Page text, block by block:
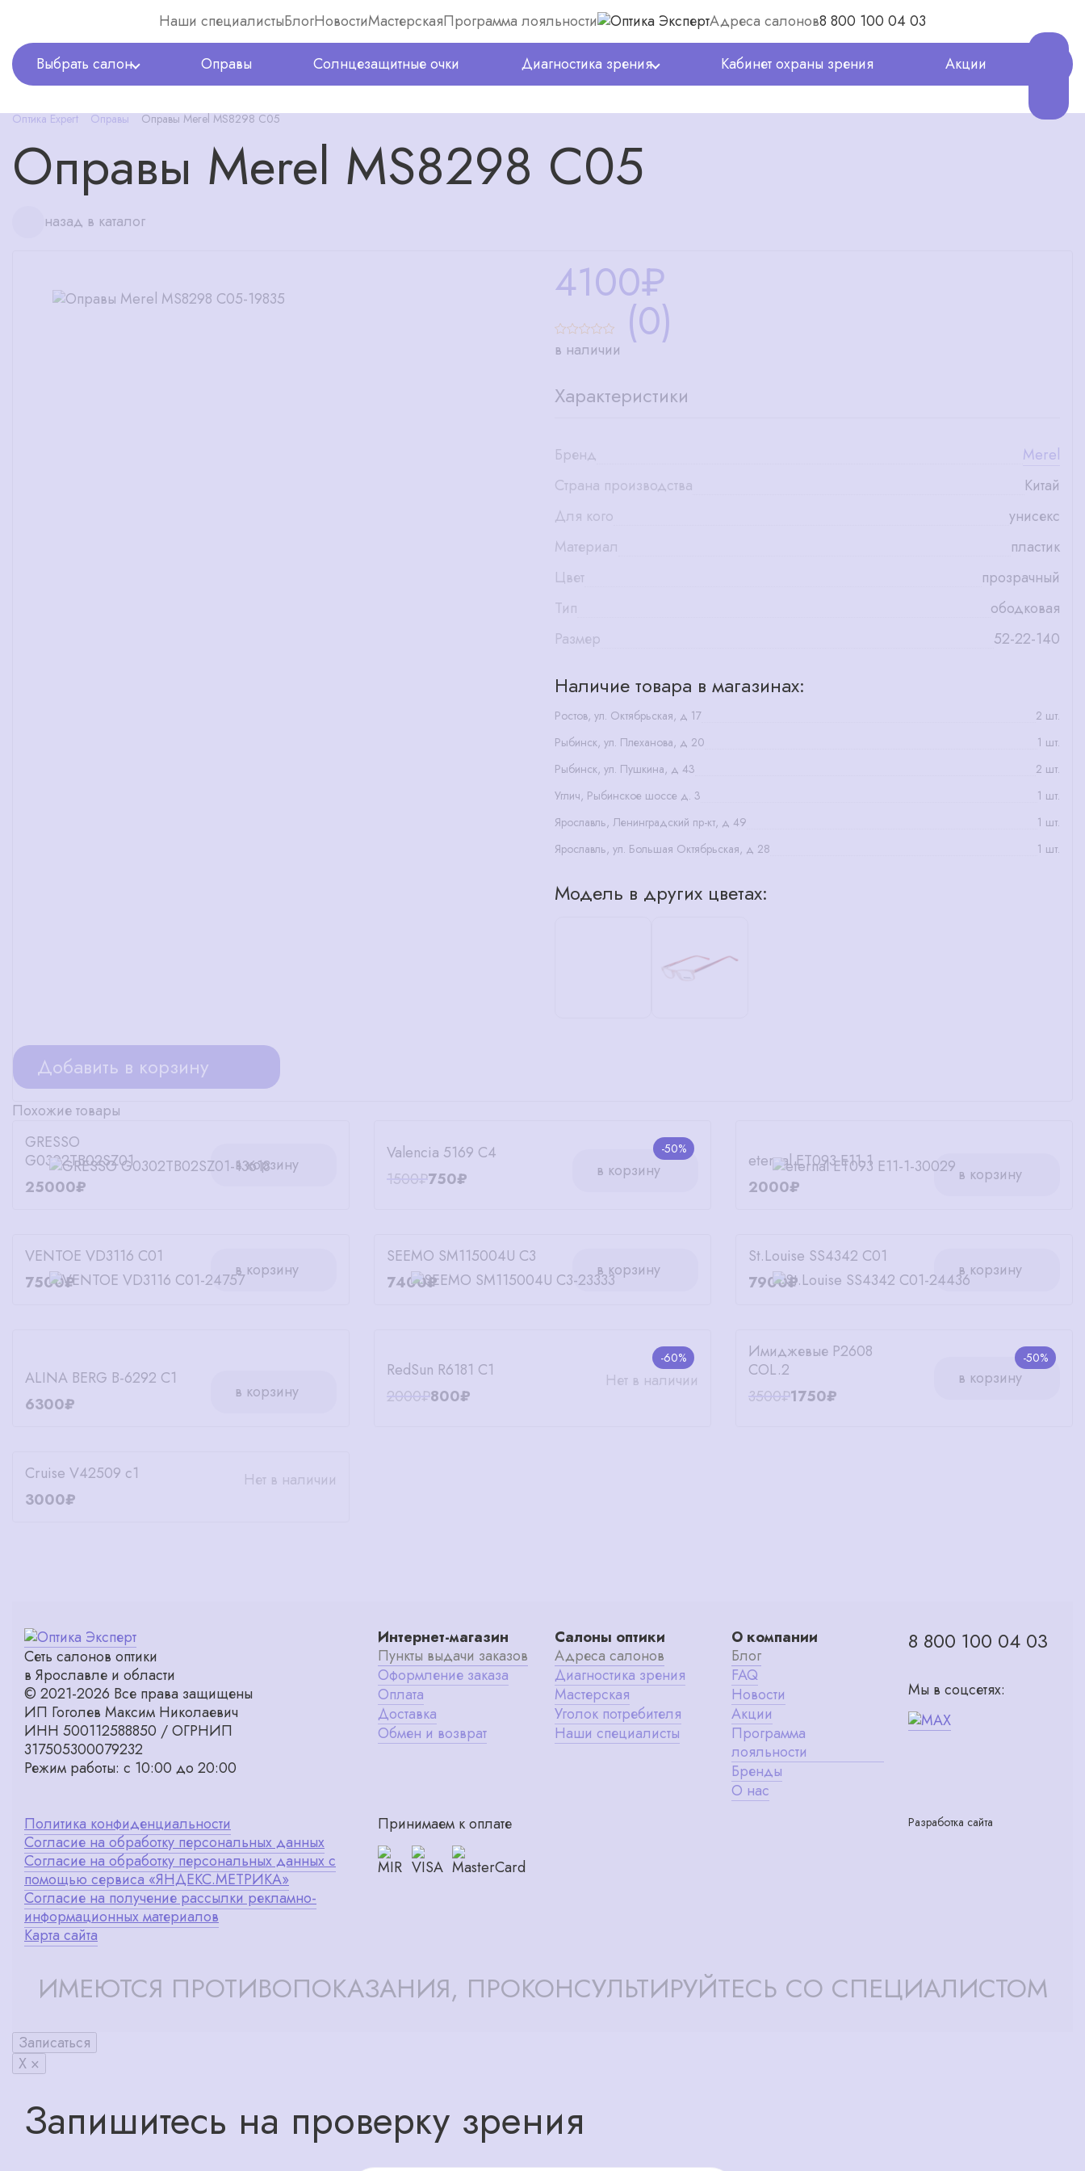
Наши специалистыБлогНовостиМастерскаяПрограмма лояльности Адреса салонов8 800 100 04 03
Выбрать салон Оправы Солнцезащитные очки Диагностика зрения Кабинет охраны зрения Акции
Оптика Expert Оправы Оправы Merel MS8298 C05
Оправы Merel MS8298 C05
назад в каталог
4100₽
(0)
в наличии
Характеристики
Бренд
Merel
Страна производства
Китай
Для кого
унисекс
Материал
пластик
Цвет
прозрачный
Тип
ободковая
Размер
52-22-140
Наличие товара в магазинах:
Ростов, ул. Октябрьская, д 17
2 шт.
Рыбинск, ул. Плеханова, д 20
1 шт.
Рыбинск, ул. Пушкина, д 43
2 шт.
Углич, Рыбинское шоссе д. 3
1 шт.
Ярославль, Ленинградский пр-кт, д 49
1 шт.
Ярославль, ул. Большая Октябрьская, д 28
1 шт.
Модель в других цветах:
Добавить в корзину
Похожие товары
GRESSO
G0302TB02SZ01
25000₽
в корзину
-50%
Valencia 5169 C4
1500₽750₽ в корзину
eternal ET093 E11-1
2000₽
в корзину
VENTOE VD3116 C01
7500₽
в корзину
SEEMO SM115004U C3
7400₽
в корзину
St.Louise SS4342 C01
7900₽
в корзину
ALINA BERG B-6292 C1
6300₽
в корзину
-60%
RedSun R6181 C1
2000₽800₽
Нет в наличии
-50%
Имиджевые P2608
COL.2
3500₽1750₽
в корзину
Cruise V42509 c1
3000₽
Нет в наличии
Сеть салонов оптики
в Ярославле и области
© 2021-2026 Все права защищены
ИП Гоголев Максим Николаевич
ИНН 500112588850 / ОГРНИП
317505300079232
Режим работы: с 10:00 до 20:00
Интернет-магазин
Пункты выдачи заказов
Оформление заказа
Оплата
Доставка
Обмен и возврат
Салоны оптики
Адреса салонов
Диагностика зрения
Мастерская
Уголок потребителя
Наши специалисты
О компании
Блог
FAQ
Новости
Акции
Программа
лояльности
Бренды
О нас
8 800 100 04 03
Мы в соцсетях:
Политика конфиденциальности
Согласие на обработку персональных данных
Согласие на обработку персональных данных с
помощью сервиса «ЯНДЕКС.МЕТРИКА»
Согласие на получение рассылки рекламно-
информационных материалов
Карта сайта
Принимаем к оплате Разработка сайта
ИМЕЮТСЯ ПРОТИВОПОКАЗАНИЯ, ПРОКОНСУЛЬТИРУЙТЕСЬ СО СПЕЦИАЛИСТОМ
Записаться
X ×
Запишитесь на проверку зрения